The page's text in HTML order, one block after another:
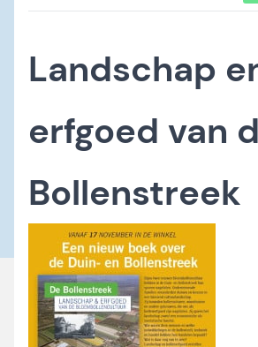
Landschap
erfgoed van
Bollenstreek